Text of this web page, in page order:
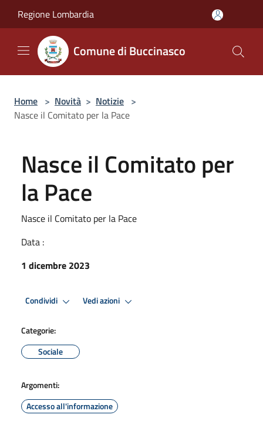
Regione Lombardia
Comune di Buccinasco
Home > Novità > Notizie >
Nasce il Comitato per la Pace
Nasce il Comitato per
la Pace
Nasce il Comitato per la Pace
Data :
1 dicembre 2023
Condividi Vedi azioni
Categorie:
Sociale
Argomenti:
Accesso all'informazione